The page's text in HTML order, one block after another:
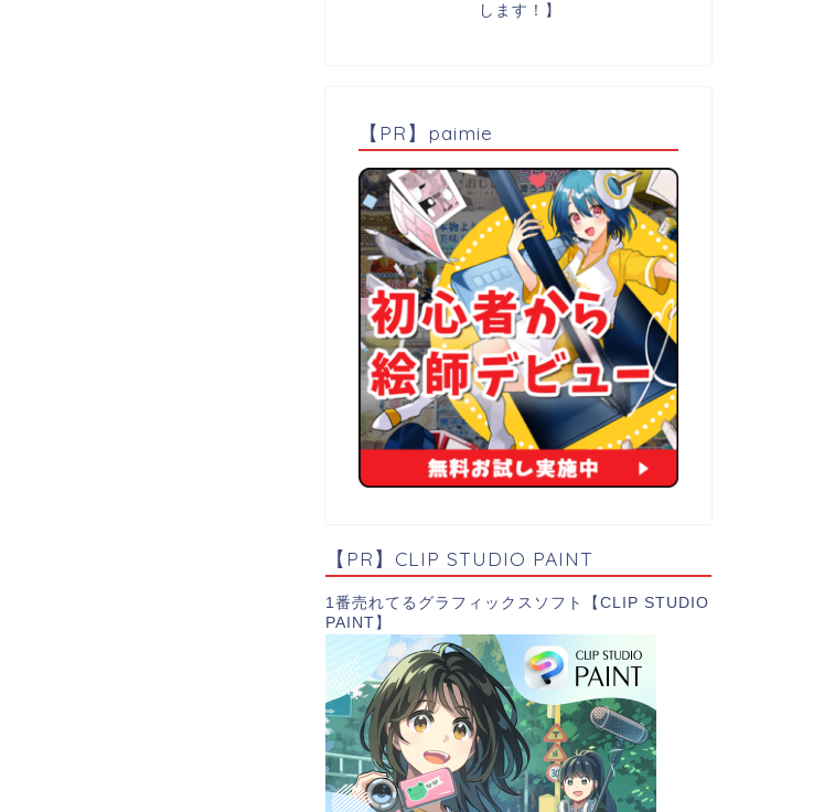
します！】
【PR】paimie
【PR】CLIP STUDIO PAINT
1番売れてるグラフィックスソフト【CLIP STUDIO
PAINT】